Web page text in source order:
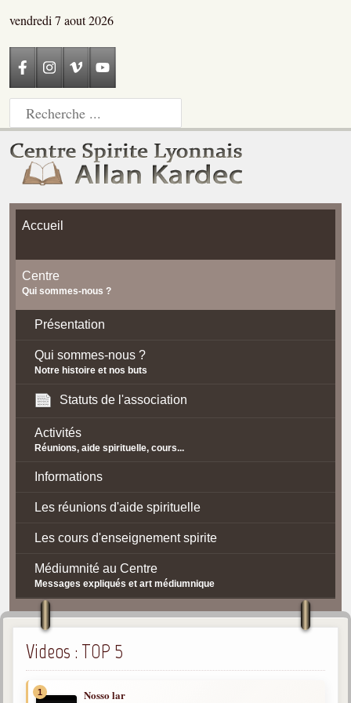
vendredi 7 aout 2026
Accueil
Centre
Qui sommes-nous ?
Présentation
Qui sommes-nous ?
Notre histoire et nos buts
Statuts de l'association
Activités
Réunions, aide spirituelle, cours...
Informations
Les réunions d'aide spirituelle
Les cours d'enseignement spirite
Médiumnité au Centre
Messages expliqués et art médiumnique
Contact / Accès
Plan d'accès
Spiritisme
La doctrine Spirite
Videos : TOP 5
1 Nosso lar